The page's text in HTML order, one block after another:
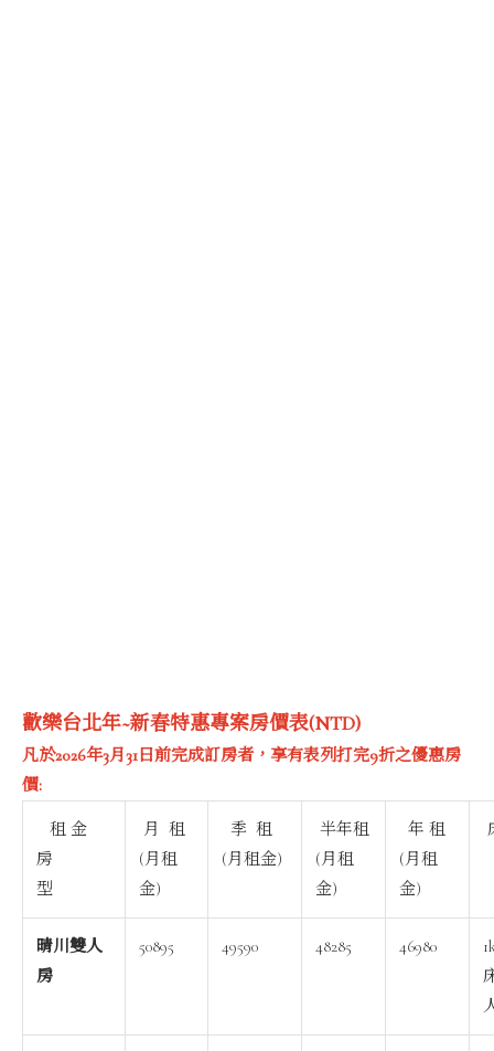
歡樂台北年~新春特惠專案房價表(NTD)
凡於2026年3月31日前完成訂房者，享有表列打完9折之優惠房
價:
租 金
房
型
月 租
(月租
金)
季 租
(月租金)
半年租
(月租
金)
年 租
(月租
金)
晴川雙人
房
50895 49590 48285 46980